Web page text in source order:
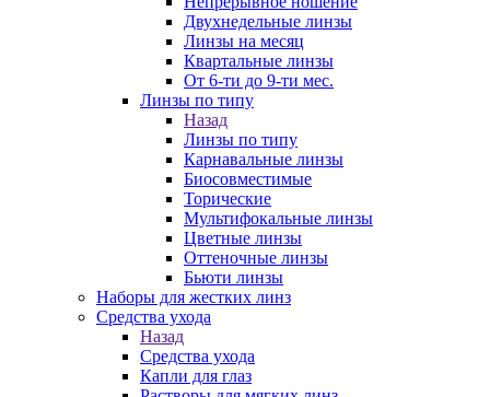
Двухнедельные линзы
Линзы на месяц
Квартальные линзы
От 6-ти до 9-ти мес.
Линзы по типу
Назад
Линзы по типу
Карнавальные линзы
Биосовместимые
Торические
Мультифокальные линзы
Цветные линзы
Оттеночные линзы
Бьюти линзы
Наборы для жестких линз
Средства ухода
Назад
Средства ухода
Капли для глаз